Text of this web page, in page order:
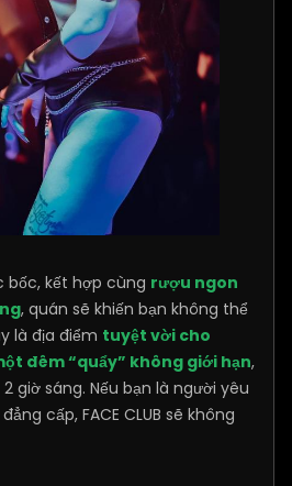
bốc, kết hợp cùng rượu ngon
, quán sẽ khiến bạn không thể
là địa điểm tuyệt vời cho
đêm “quẩy” không giới hạn,
giờ sáng. Nếu bạn là người yêu
cấp, FACE CLUB sẽ không